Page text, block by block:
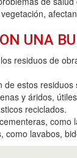
UNA
residuos de
de estos residuos
y áridos,
reciclados.
como
como lavabos,